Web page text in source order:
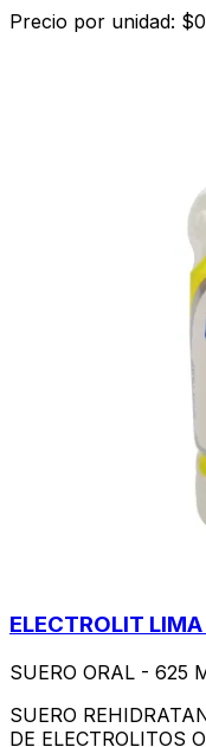
Precio por unidad:
ELECTROLIT
SUERO ORAL - 625
SUERO
DE ELECTROLITOS